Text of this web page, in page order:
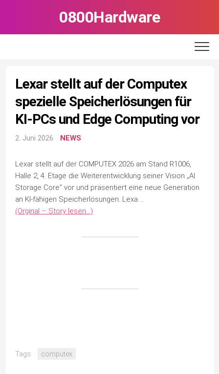
0800Hardware
Lexar stellt auf der Computex
spezielle Speicherlösungen für
KI-PCs und Edge Computing vor
2. Juni 2026 NEWS
Lexar stellt auf der COMPUTEX 2026 am Stand R1006,
Halle 2, 4. Etage die Weiterentwicklung seiner Vision „AI
Storage Core” vor und präsentiert eine neue Generation
an KI-fähigen Speicherlösungen. Lexa …
(Orginal – Story lesen…)
Tags: computex